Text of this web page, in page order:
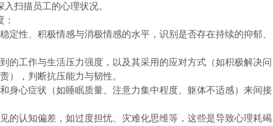
扫描员工的心理状况。
定性、积极情感与消极情感的水平，识别是否存在持续的抑郁、
到的工作与生活压力强度，以及其采用的应对方式（如积极解决问
），判断抗压能力与韧性。
和身心症状（如睡眠质量、注意力集中程度、躯体不适感）来间接
的认知偏差，如过度担忧、灾难化思维等，这些是导致心理耗竭